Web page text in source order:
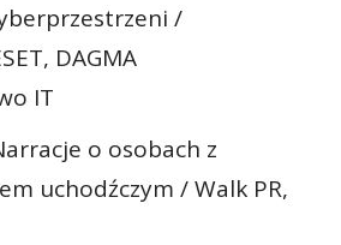
/
DAGMA
IT
o osobach z
uchodźczym / Walk PR,